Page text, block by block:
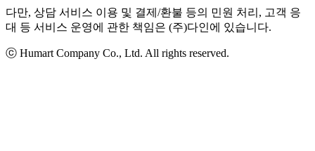
다만, 상담 서비스 이용 및 결제/환불 등의 민원 처리, 고객 응
대 등 서비스 운영에 관한 책임은 (주)다인에 있습니다.
ⓒ Humart Company Co., Ltd. All rights reserved.